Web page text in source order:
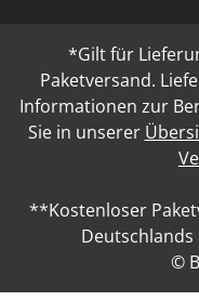
*Gilt für
Paketversand.
Informationen zur
Sie in unserer
**Kostenloser
©